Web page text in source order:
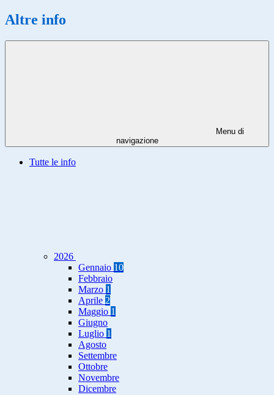
Altre info
Menu di
navigazione
Tutte le info
2026
Gennaio 10
Febbraio
Marzo 1
Aprile 2
Maggio 1
Giugno
Luglio 1
Agosto
Settembre
Ottobre
Novembre
Dicembre